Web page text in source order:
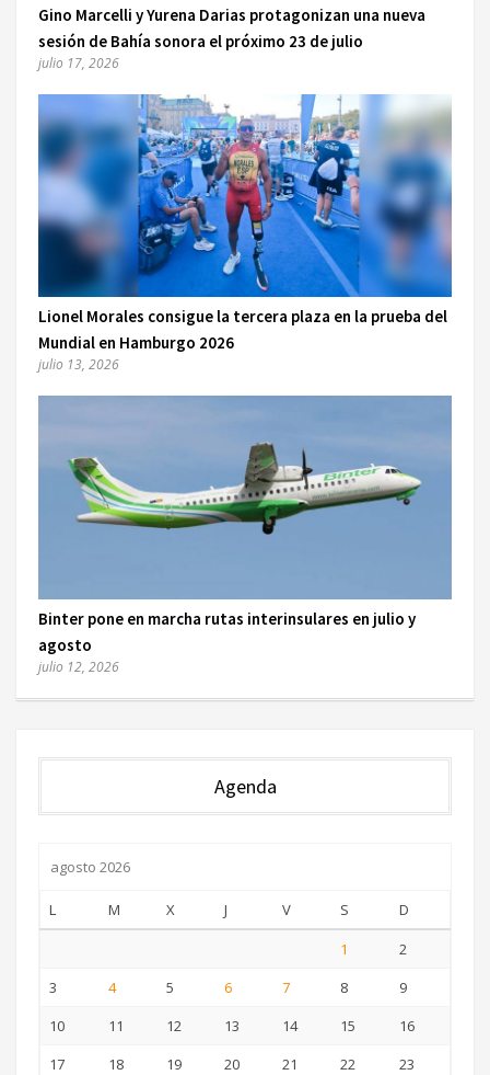
Gino Marcelli y Yurena Darias protagonizan una nueva
sesión de Bahía sonora el próximo 23 de julio
julio 17, 2026
Lionel Morales consigue la tercera plaza en la prueba del
Mundial en Hamburgo 2026
julio 13, 2026
Binter pone en marcha rutas interinsulares en julio y
agosto
julio 12, 2026
Agenda
agosto 2026
L M X J V S
D
1
2
3
4 5 6 7 8
9
10
11 12 13 14 15
16
17
18 19 20 21 22
23